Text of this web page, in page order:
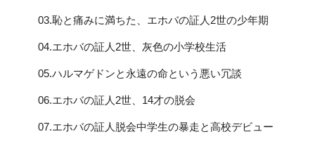
03.恥と痛みに満ちた、エホバの証人2世の少年期
04.エホバの証人2世、灰色の小学校生活
05.ハルマゲドンと永遠の命という悪い冗談
06.エホバの証人2世、14才の脱会
07.エホバの証人脱会中学生の暴走と高校デビュー